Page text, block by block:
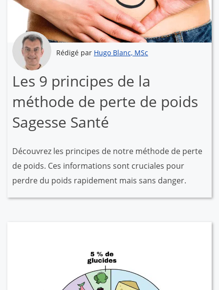
Rédigé par Hugo Blanc, MSc
Les 9 principes de la
méthode de perte de poids
Sagesse Santé
Découvrez les principes de notre méthode de perte
de poids. Ces informations sont cruciales pour
perdre du poids rapidement mais sans danger.